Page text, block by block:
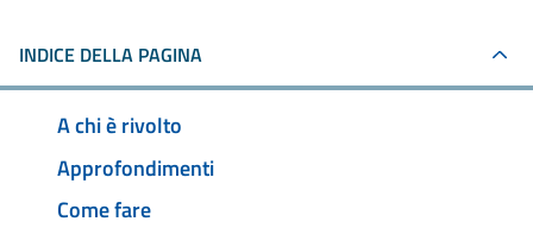
INDICE DELLA PAGINA
A chi è rivolto
Approfondimenti
Come fare